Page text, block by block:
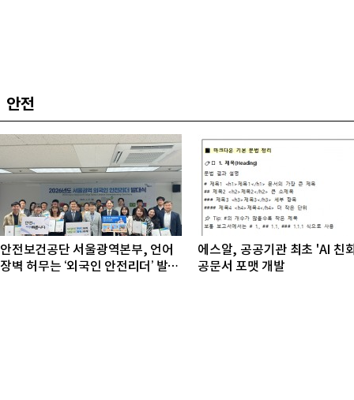
안전
안전보건공단 서울광역본부, 언어
장벽 허무는 ‘외국인 안전리더’ 발대
에스알, 공공기관 최초 'AI 친
공문서 포맷 개발